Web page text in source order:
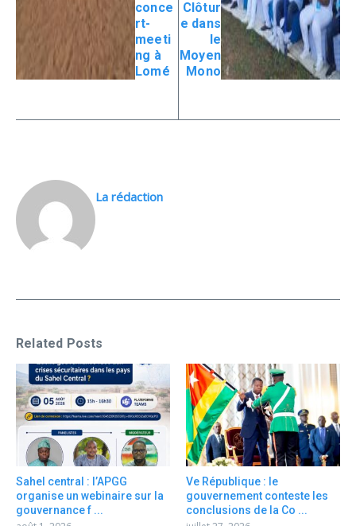
conce
rt-
meeti
ng à
Lomé
Clôtur
e dans
le
Moyen
Mono
La rédaction
Related Posts
Sahel central : l’APGG
organise un webinaire sur la
gouvernance f ...
Ve République : le
gouvernement conteste les
conclusions de la Co ...